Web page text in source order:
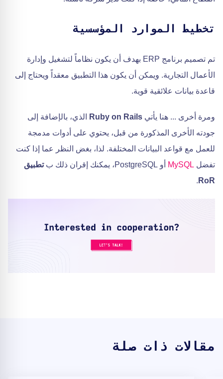
تخطيط الموارد المؤسسية
تم تصميم برنامج ERP بهدف أن يكون نظاماً لتشغيل وإدارة
الأعمال التجارية. ويمكن أن يكون هذا التطبيق معقداً ويحتاج إلى
قاعدة بيانات علائقية قوية.
ومرة أخرى ... هنا يأتي Ruby on Rails
الذي، بالإضافة إلى
جودته الأخرى المذكورة من قبل، يحتوي على أدوات مدمجة
للعمل مع قواعد البيانات المختلفة. لذا، بغض النظر عما إذا كنت
تفضل MySQL أو PostgreSQL، يمكنك إقران ذلك ب
تطبيق
RoR
.
مقالات ذات صلة